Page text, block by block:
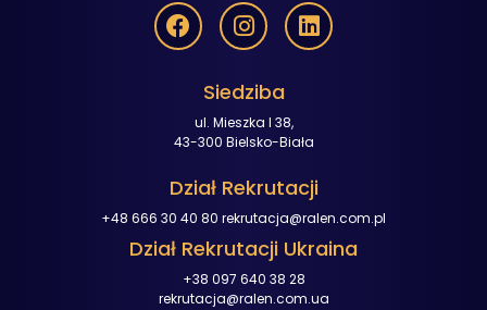
Siedziba
ul. Mieszka I 38,
43-300 Bielsko-Biała
Dział Rekrutacji
+48 666 30 40 80 rekrutacja@ralen.com.pl
Dział Rekrutacji Ukraina
+38 097 640 38 28
rekrutacja@ralen.com.ua